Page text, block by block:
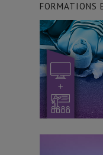
FORMATIONS